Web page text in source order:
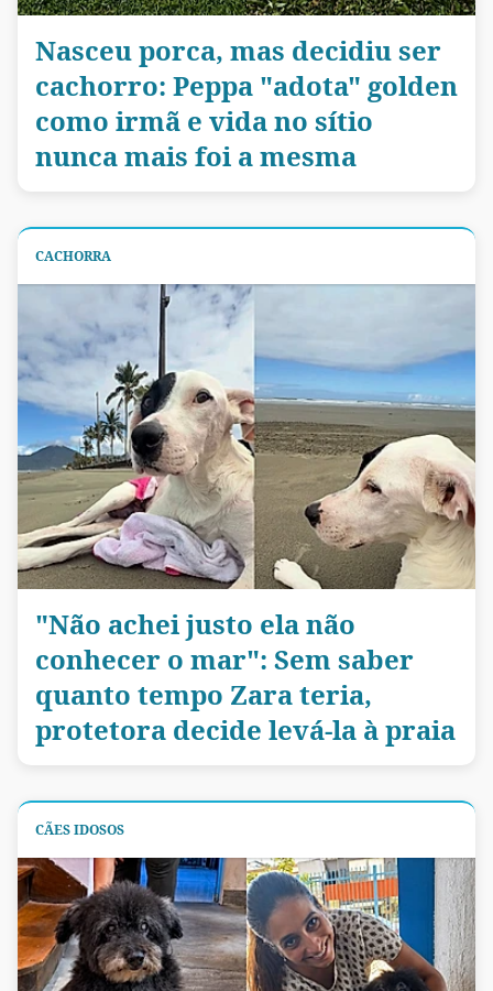
Nasceu porca, mas decidiu ser
cachorro: Peppa "adota" golden
como irmã e vida no sítio
nunca mais foi a mesma
CACHORRA
"Não achei justo ela não
conhecer o mar": Sem saber
quanto tempo Zara teria,
protetora decide levá-la à praia
CÃES IDOSOS